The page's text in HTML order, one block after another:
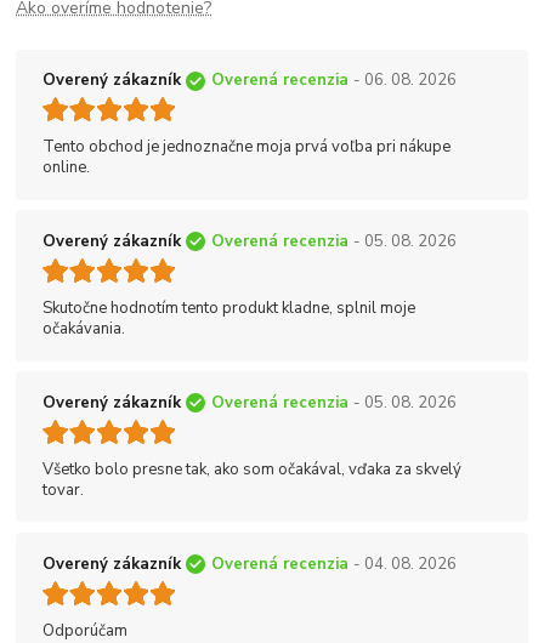
Ako overíme hodnotenie?
Overený zákazník Overená recenzia - 06. 08. 2026
Tento obchod je jednoznačne moja prvá voľba pri nákupe
online.
Overený zákazník Overená recenzia - 05. 08. 2026
Skutočne hodnotím tento produkt kladne, splnil moje
očakávania.
Overený zákazník Overená recenzia - 05. 08. 2026
Všetko bolo presne tak, ako som očakával, vďaka za skvelý
tovar.
Overený zákazník Overená recenzia - 04. 08. 2026
Odporúčam